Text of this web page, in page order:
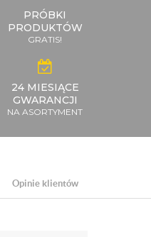
PRÓBKI
PRODUKTÓW
GRATIS!
24 MIESIĄCE
GWARANCJI
NA ASORTYMENT
Opinie klientów